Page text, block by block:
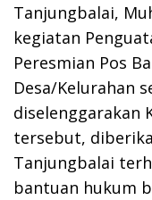
Tanjungbalai,
kegiatan
Peresmian Pos
Desa/Kelurahan
diselenggarakan
tersebut,
Tanjungbalai
bantuan hukum